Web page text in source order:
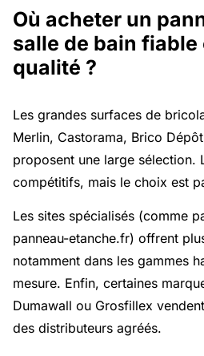
Où acheter un
salle de bain fiable
qualité ?
Les grandes surfaces de
Merlin, Castorama, Brico
proposent une large sélection.
compétitifs, mais le choix est
Les sites spécialisés (comme
panneau-etanche.fr) offrent
notamment dans les gammes
mesure. Enfin, certaines
Dumawall ou Grosfillex
des distributeurs agréés.